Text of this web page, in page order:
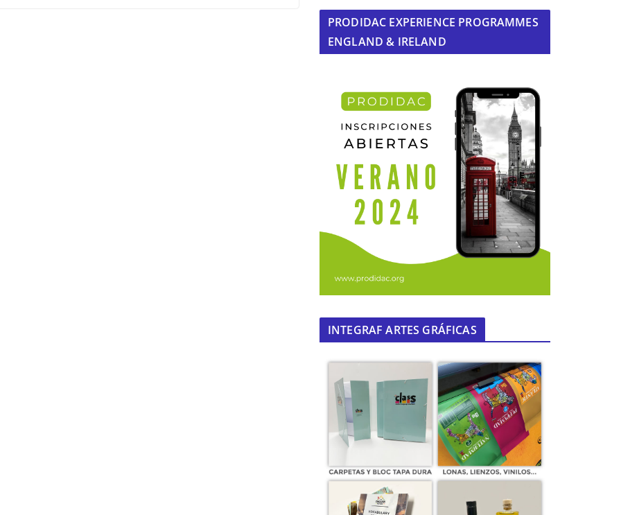
PRODIDAC EXPERIENCE PROGRAMMES
ENGLAND & IRELAND
INTEGRAF ARTES GRÁFICAS